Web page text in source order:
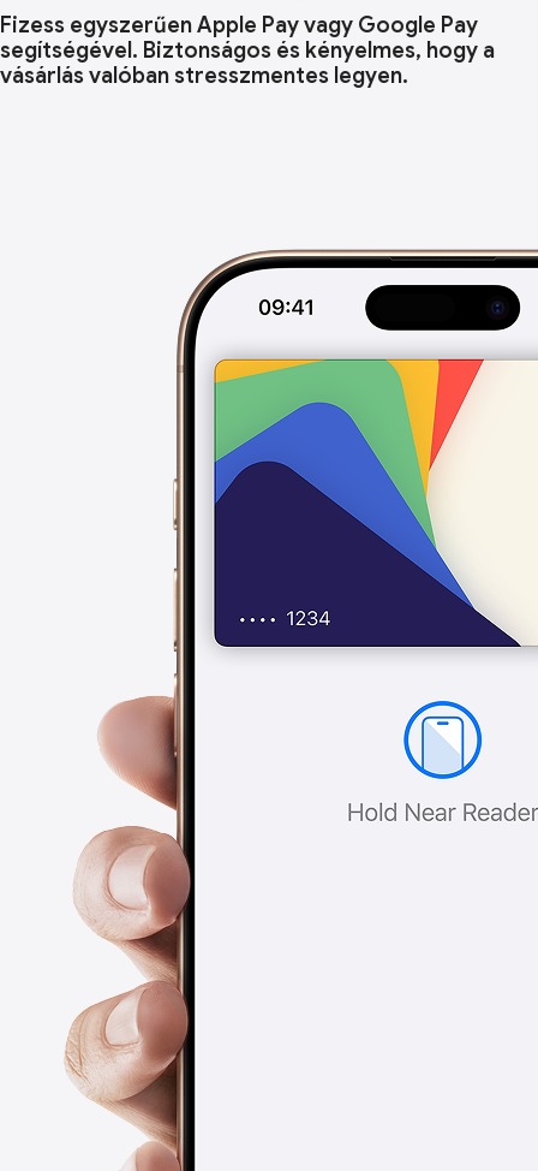
Fizess egyszerűen Apple Pay vagy Google Pay
segítségével. Biztonságos és kényelmes, hogy a
vásárlás valóban stresszmentes legyen.